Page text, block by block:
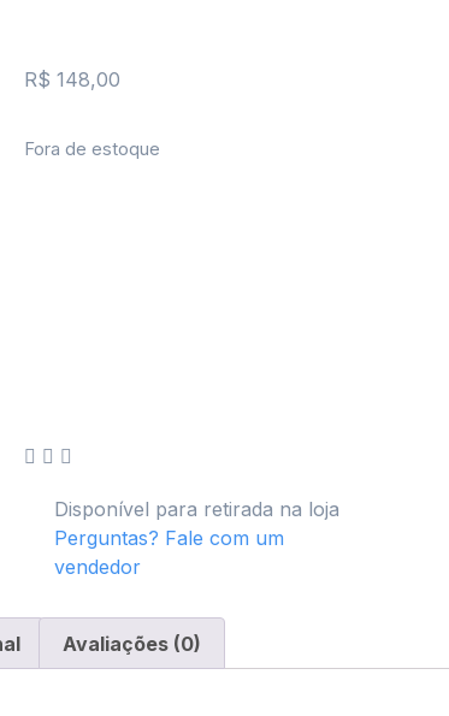
R$ 148,00
Fora de estoque
Disponível para retirada na loja
Perguntas? Fale com um
vendedor
Avaliações (0)